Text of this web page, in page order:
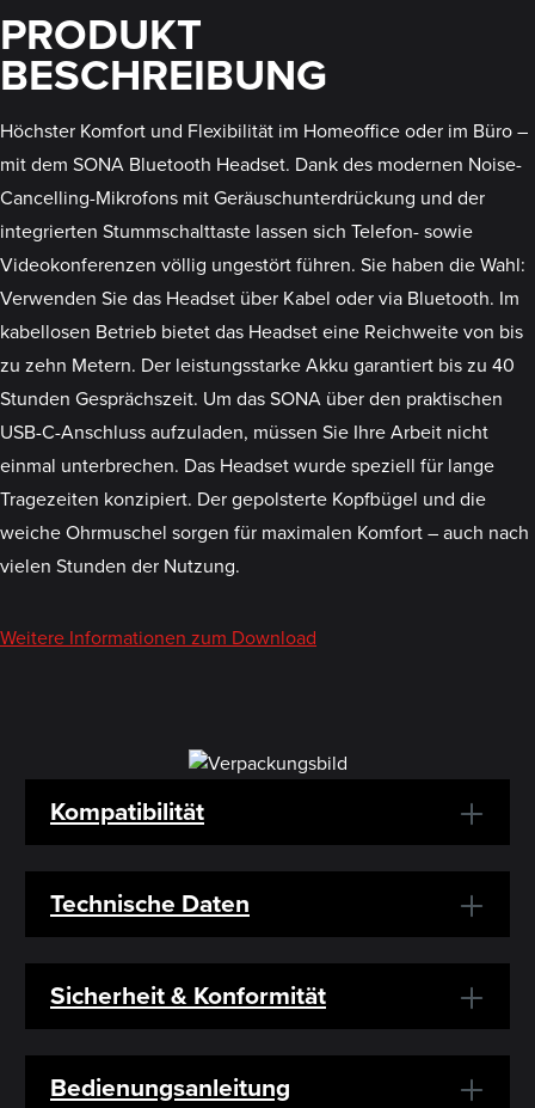
PRODUKT
BESCHREIBUNG
Höchster Komfort und Flexibilität im Homeoffice oder im Büro –
mit dem SONA Bluetooth Headset. Dank des modernen Noise-
Cancelling-Mikrofons mit Geräuschunterdrückung und der
integrierten Stummschalttaste lassen sich Telefon- sowie
Videokonferenzen völlig ungestört führen. Sie haben die Wahl:
Verwenden Sie das Headset über Kabel oder via Bluetooth. Im
kabellosen Betrieb bietet das Headset eine Reichweite von bis
zu zehn Metern. Der leistungsstarke Akku garantiert bis zu 40
Stunden Gesprächszeit. Um das SONA über den praktischen
USB-C-Anschluss aufzuladen, müssen Sie Ihre Arbeit nicht
einmal unterbrechen. Das Headset wurde speziell für lange
Tragezeiten konzipiert. Der gepolsterte Kopfbügel und die
weiche Ohrmuschel sorgen für maximalen Komfort – auch nach
vielen Stunden der Nutzung.
Weitere Informationen zum Download
Kompatibilität
Technische Daten
Sicherheit & Konformität
Bedienungsanleitung